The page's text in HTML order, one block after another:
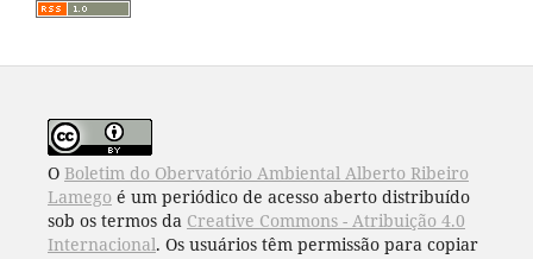
O Boletim do Obervatório Ambiental Alberto Ribeiro
Lamego é um periódico de acesso aberto distribuído
sob os termos da Creative Commons - Atribuição 4.0
Internacional. Os usuários têm permissão para copiar